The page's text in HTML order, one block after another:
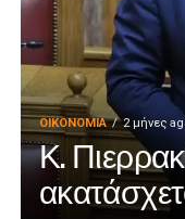
ΟΙΚΟΝΟΜΊΑ 2 μήνες
Κ.